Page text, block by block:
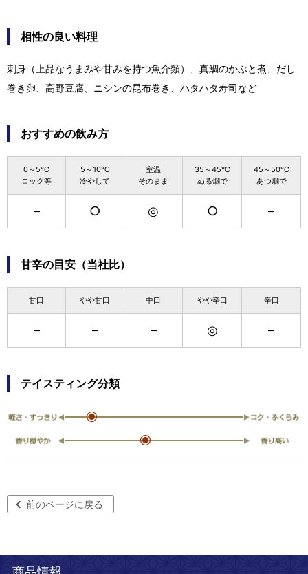
相性の良い料理
刺身（上品なうまみや甘みを持つ魚介類）、真鯛のかぶと煮、だし
巻き卵、高野豆腐、ニシンの昆布巻き、ハタハタ寿司など
おすすめの飲み方
0～5℃
ロック等
5～10℃
冷やして
室温
そのまま
35～45℃
ぬる燗で
45～50℃
あつ燗で
– ○ ◎ ○ –
甘辛の目安（当社比）
甘口 やや甘口 中口 やや辛口 辛口
– – – ◎ –
テイスティング分類
前のページに戻る